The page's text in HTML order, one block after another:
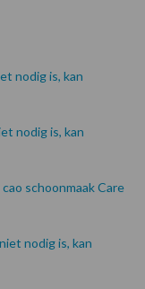
nodig is, kan
nodig is, kan
cao schoonmaak Care
nodig is, kan